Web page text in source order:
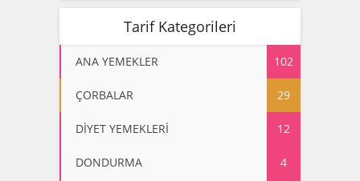
Tarif Kategorileri
ANA YEMEKLER 102
ÇORBALAR 29
DİYET YEMEKLERİ 12
DONDURMA 4